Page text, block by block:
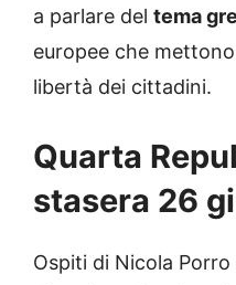
a parlare del tema
europee che
libertà dei cittadini.
Quarta
stasera 26
Ospiti di Nicola